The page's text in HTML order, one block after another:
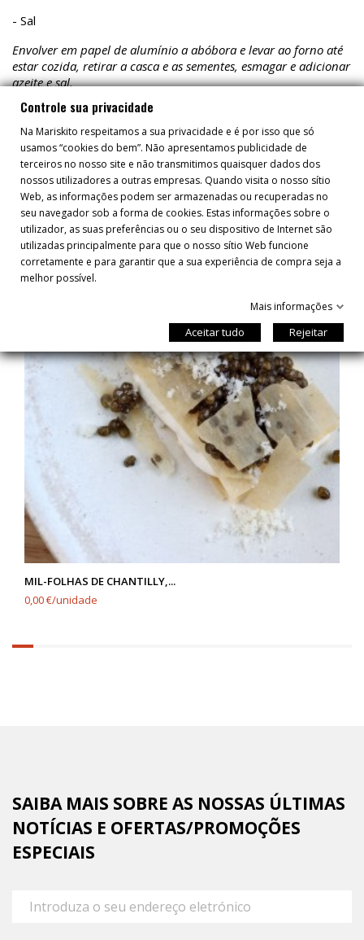
- Sal
Envolver em papel de alumínio a abóbora e levar ao forno até
estar cozida, retirar a casca e as sementes, esmagar e adicionar
azeite e sal.
RECEITAS
MIL-FOLHAS DE CHANTILLY,...
0,00 €/unidade
6.25%
SAIBA MAIS SOBRE AS NOSSAS ÚLTIMAS
NOTÍCIAS E OFERTAS/PROMOÇÕES
ESPECIAIS
Controle sua privacidade
Na Mariskito respeitamos a sua privacidade e é por isso que só
usamos “cookies do bem”. Não apresentamos publicidade de
terceiros no nosso site e não transmitimos quaisquer dados dos
nossos utilizadores a outras empresas. Quando visita o nosso sítio
Web, as informações podem ser armazenadas ou recuperadas no
seu navegador sob a forma de cookies. Estas informações sobre o
utilizador, as suas preferências ou o seu dispositivo de Internet são
utilizadas principalmente para que o nosso sítio Web funcione
corretamente e para garantir que a sua experiência de compra seja a
melhor possível.
Mais informações
Aceitar tudo Rejeitar